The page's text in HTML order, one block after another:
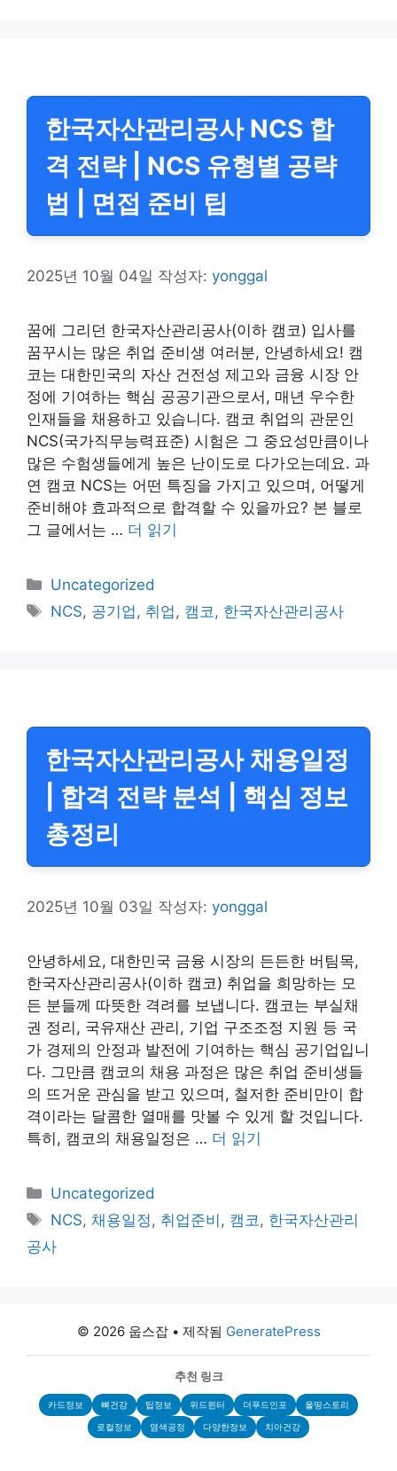
한국자산관리공사 NCS 합
격 전략 | NCS 유형별 공략
법 | 면접 준비 팁
2025년 10월 04일 작성자: yonggal
꿈에 그리던 한국자산관리공사(이하 캠코) 입사를
꿈꾸시는 많은 취업 준비생 여러분, 안녕하세요! 캠
코는 대한민국의 자산 건전성 제고와 금융 시장 안
정에 기여하는 핵심 공공기관으로서, 매년 우수한
인재들을 채용하고 있습니다. 캠코 취업의 관문인
NCS(국가직무능력표준) 시험은 그 중요성만큼이나
많은 수험생들에게 높은 난이도로 다가오는데요. 과
연 캠코 NCS는 어떤 특징을 가지고 있으며, 어떻게
준비해야 효과적으로 합격할 수 있을까요? 본 블로
그 글에서는 … 더 읽기
카
테
Uncategorized
태
NCS, 공기업 , 취업 , 캠코 , 한국자산관리공사
한국자산관리공사 채용일정
| 합격 전략 분석 | 핵심 정보
총정리
2025년 10월 03일 작성자: yonggal
안녕하세요, 대한민국 금융 시장의 든든한 버팀목,
한국자산관리공사(이하 캠코) 취업을 희망하는 모
든 분들께 따뜻한 격려를 보냅니다. 캠코는 부실채
권 정리, 국유재산 관리, 기업 구조조정 지원 등 국
가 경제의 안정과 발전에 기여하는 핵심 공기업입니
다. 그만큼 캠코의 채용 과정은 많은 취업 준비생들
의 뜨거운 관심을 받고 있으며, 철저한 준비만이 합
격이라는 달콤한 열매를 맛볼 수 있게 할 것입니다.
특히, 캠코의 채용일정은 … 더 읽기
카
테
리
Uncategorized
태
그
NCS, 채용일정 , 취업준비 , 캠코 , 한국자산관리
공사
© 2026 웁스잡• 제작됨 GeneratePress
추천 링크
카드정보 뼈건강 팁정보 위드윈터 더푸드인포 올띵스토리
로컬정보 염색공정 다양한정보 치아건강